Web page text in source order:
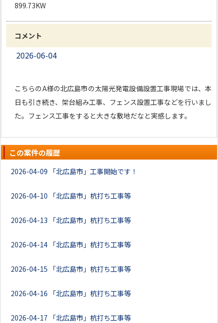
899.73KW
コメント
2026-06-04
こちらのA様の北広島市の太陽光発電設備設置工事現場では、本
日も引き続き、架台組み工事、フェンス設置工事などを行いまし
た。フェンス工事をすると大きな敷地だなと実感します。
この案件の履歴
2026-04-09 「北広島市」工事開始です！
2026-04-10 「北広島市」杭打ち工事等
2026-04-13 「北広島市」杭打ち工事等
2026-04-14 「北広島市」杭打ち工事等
2026-04-15 「北広島市」杭打ち工事等
2026-04-16 「北広島市」杭打ち工事等
2026-04-17 「北広島市」杭打ち工事等